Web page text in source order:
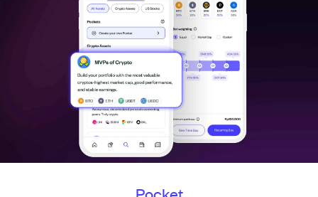
Investasi Rutin